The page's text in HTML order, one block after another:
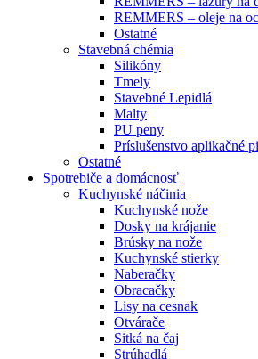
REMMERS – oleje na
Ostatné
Stavebná chémia
Silikóny
Tmely
Stavebné Lepidlá
Malty
PU peny
Príslušenstvo aplikačné
Ostatné
Spotrebiče a domácnosť
Kuchynské náčinia
Kuchynské nože
Dosky na krájanie
Brúsky na nože
Kuchynské stierky
Naberačky
Obracačky
Lisy na cesnak
Otvárače
Sitká na čaj
Strúhadlá